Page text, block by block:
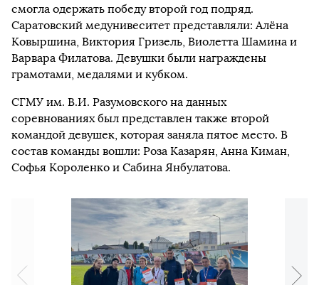
смогла одержать победу второй год подряд.
Саратовский медунивеситет представляли: Алёна
Ковыршина, Виктория Гризель, Виолетта Шамина и
Варвара Филатова. Девушки были награждены
грамотами, медалями и кубком.
СГМУ им. В.И. Разумовского на данных
соревнованиях был представлен также второй
командой девушек, которая заняла пятое место. В
состав команды вошли: Роза Казарян, Анна Киман,
Софья Короленко и Сабина Янбулатова.